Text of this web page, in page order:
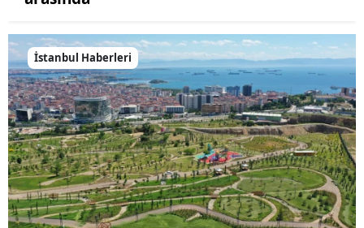
İstanbul Haberleri